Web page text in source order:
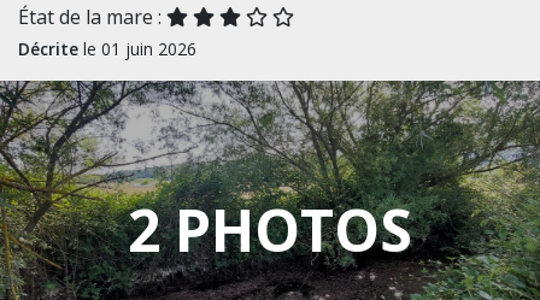
État de la mare :
Décrite le 01 juin 2026
2 PHOTOS